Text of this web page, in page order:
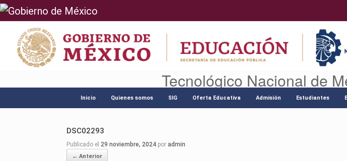
al
Tecnológico Nacional de
Inicio Quienes somos SIG Oferta Educativa Admisión Estudiantes
DSC02293
Publicado el 29 noviembre, 2024 por admin
← Anterior